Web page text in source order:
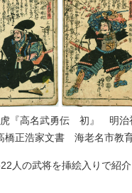
虎『高名武勇伝 初』 明治
正浩家文書 海老名市教
人の武将を挿絵入りで紹